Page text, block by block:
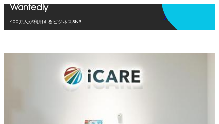
400万人が利用するビジネスSNS
アプリを使う